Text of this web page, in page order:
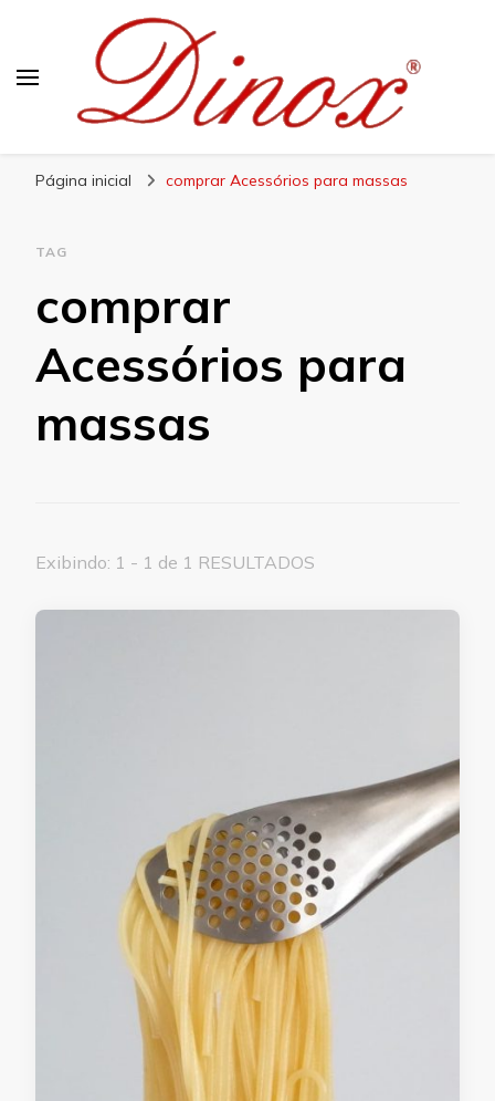
Página inicial comprar Acessórios para massas
TAG
comprar
Acessórios para
massas
Exibindo: 1 - 1 de 1 RESULTADOS